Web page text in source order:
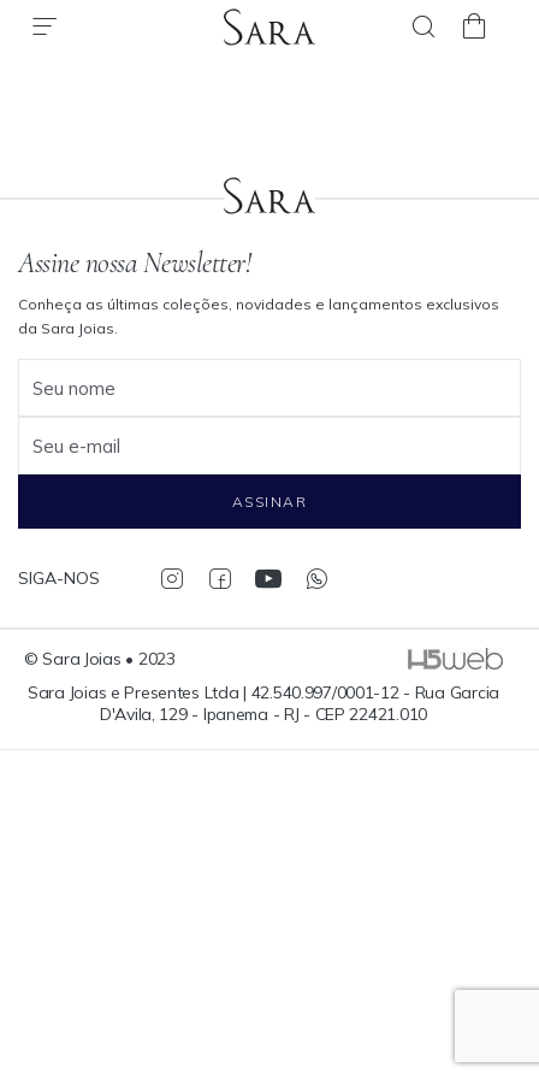
Assine nossa Newsletter!
Conheça as últimas coleções, novidades e lançamentos exclusivos
da Sara Joias.
Seu nome
Seu e-mail
ASSINAR
SIGA-NOS
© Sara Joias • 2023
Sara Joias e Presentes Ltda | 42.540.997/0001-12 - Rua Garcia
D'Avila, 129 - Ipanema - RJ - CEP 22421.010